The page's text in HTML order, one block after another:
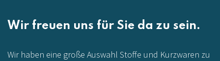
Wir freuen uns für Sie da zu sein.
Wir haben eine große Auswahl Stoffe und Kurzwaren zu